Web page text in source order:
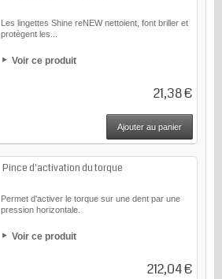
Les lingettes Shine reNEW nettoient, font briller et
protègent les...
Voir ce produit
21,38 €
Ajouter au panier
Pince d'activation du torque
Permet d'activer le torque sur une dent par une
pression horizontale.
Voir ce produit
212,04 €